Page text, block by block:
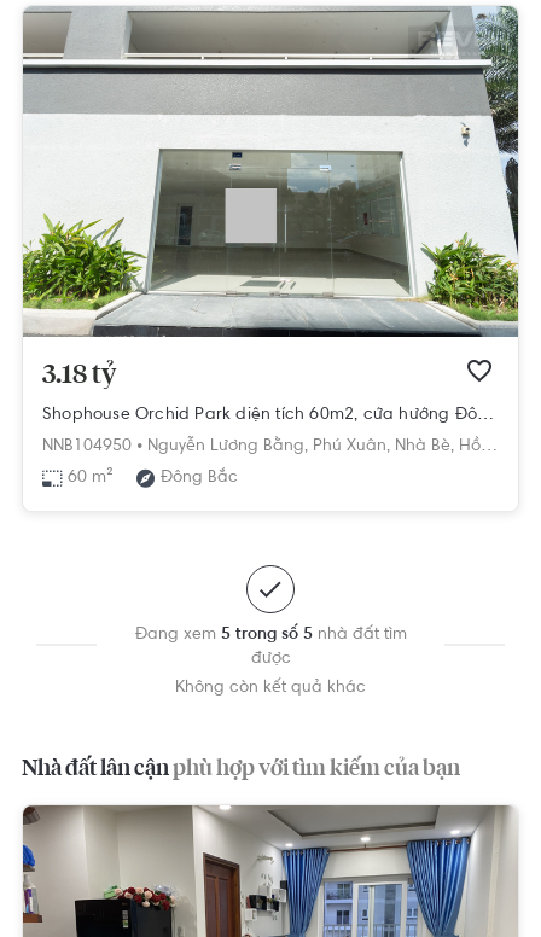
3.18 tỷ
Shophouse Orchid Park diện tích 60m2, cửa hướng Đông Bắc.
NNB104950 • Nguyễn Lương Bằng, Phú Xuân, Nhà Bè, Hồ Chí Minh
60 m²
Đông Bắc
Đang xem 5 trong số 5nhà đất tìm
được
Không còn kết quả khác
Nhà đất lân cậnphù hợp với tìm kiếm của bạn